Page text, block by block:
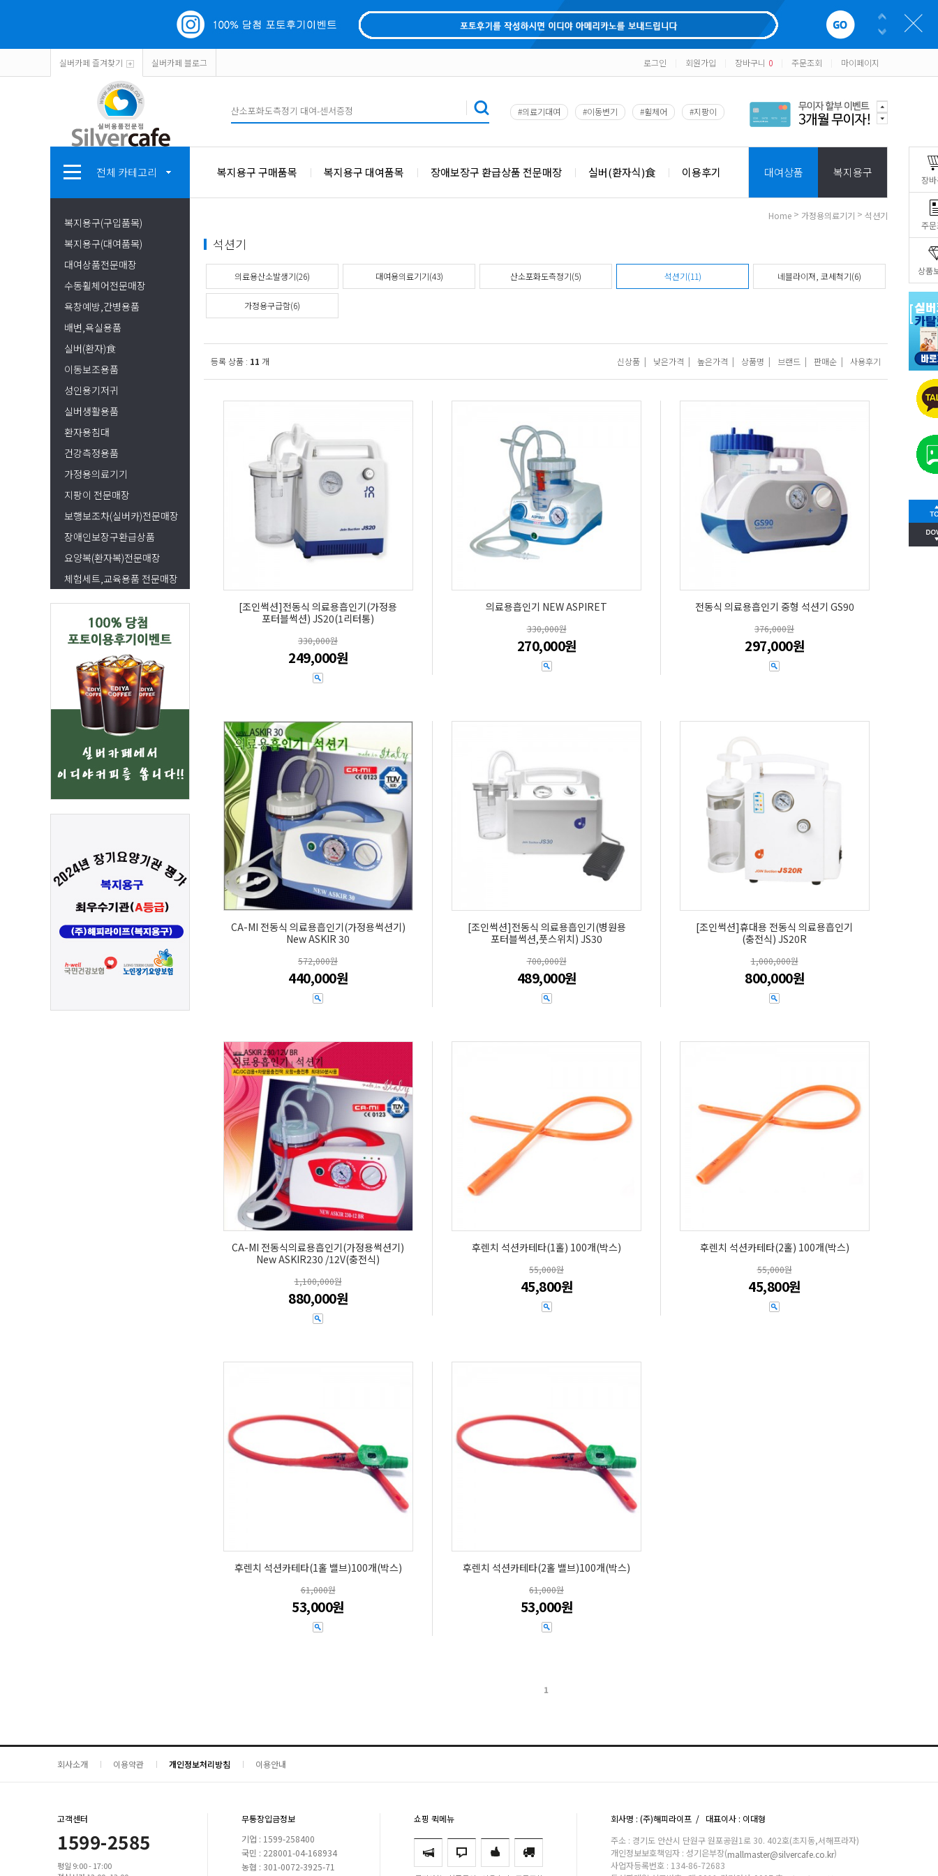
장
주
상품
실버카페 즐겨찾기 실버카페 블로그 로그인 회원가입 장바구니 0 주문조회 마이페이지
#의료기대여 #이동변기 #휠체어 #지팡이
전체 카테고리 복지용구 구매품목 복지용구 대여품목 장애보장구 환급상품 전문매장 실버(환자식)食 이용후기 대여상품 복지용구
복지용구(구입품목)
복지용구(대여품목)
대여상품전문매장
수동휠체어전문매장
욕창예방,간병용품
배변,욕실용품
실버(환자)食
이동보조용품
성인용기저귀
실버생활용품
환자용침대
건강측정용품
가정용의료기기
지팡이 전문매장
보행보조차(실버카)전문매장
장애인보장구환급상품
요양복(환자복)전문매장
체험세트,교육용품 전문매장
Home > 가정용의료기기 > 석션기
석션기
의료용산소발생기(26) 대여용의료기기(43) 산소포화도측정기(5) 석션기(11) 네블라이져, 코세척기(6)
가정용구급함(6)
등록 상품 : 11 개 신상품 | 낮은가격 | 높은가격 | 상품명 | 브랜드 | 판매순 | 사용후기
[조인썩션]전동식 의료용흡인기(가정용
포터블썩션) JS20(1리터통)
330,000원
249,000원
의료용흡인기 NEW ASPIRET
330,000원
270,000원
전동식 의료용흡인기 중형 석션기 GS90
376,000원
297,000원
CA-MI 전동식 의료용흡인기(가정용썩션기)
New ASKIR 30
572,000원
440,000원
[조인썩션]전동식 의료용흡인기(병원용
포터블썩션,풋스위치) JS30
700,000원
489,000원
[조인썩션]휴대용 전동식 의료용흡인기
(충전식) JS20R
1,000,000원
800,000원
CA-MI 전동식의료용흡인기(가정용썩션기)
New ASKIR230 /12V(충전식)
1,100,000원
880,000원
후렌치 석션카테타(1홀) 100개(박스)
55,000원
45,800원
후렌치 석션카테타(2홀) 100개(박스)
55,000원
45,800원
후렌치 석션카테타(1홀 밸브)100개(박스)
61,000원
53,000원
후렌치 석션카테타(2홀 밸브)100개(박스)
61,000원
53,000원
1
회사소개 이용약관 개인정보처리방침 이용안내
고객센터
1599-2585
평일 9:00 - 17:00
무통장입금정보
기업 : 1599-258400
국민 : 228001-04-168934
농협 : 301-0072-3925-71
쇼핑 퀵메뉴
회사명 : (주)해피라이프 / 대표이사 : 이대형
주소 : 경기도 안산시 단원구 원포공원1로 30. 402호(초지동,서해프라자)
개인정보보호책임자 : 성기은부장(mallmaster@silvercafe.co.kr)
사업자등록번호 : 134-86-72683